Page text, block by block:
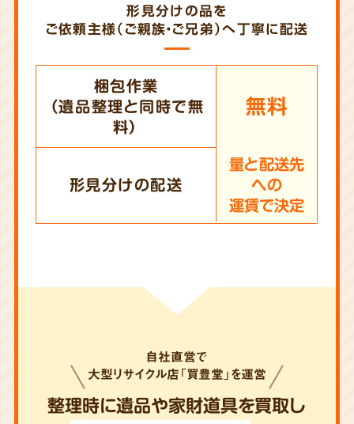
形見分けの品を
ご依頼主様（ご親族・ご兄弟）へ丁寧に配送
梱包作業
（遺品整理と同時で無
料）
無料
形見分けの配送
量と配送先
への
運賃で決定
整理時に遺品や家財道具を買取し
自社直営で
大型リサイクル店「買豊堂」を運営